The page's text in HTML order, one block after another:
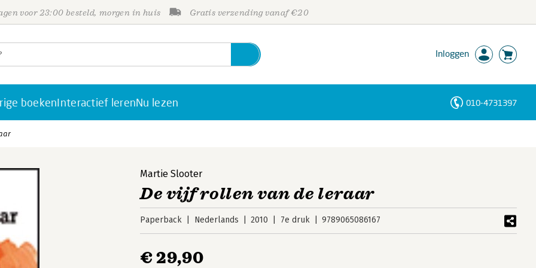
voor 23:00 besteld, morgen in huis Gratis verzending vanaf €20
Inloggen
boekenInteractief lerenNu lezen 010-4731397
Martie Slooter
De vijf rollen van de leraar
Paperback Nederlands 2010 7e druk 9789065086167
€ 29,90
Personen